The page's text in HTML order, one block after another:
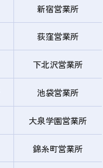
新宿営業所
荻窪営業所
下北沢営業所
池袋営業所
大泉学園営業所
錦糸町営業所